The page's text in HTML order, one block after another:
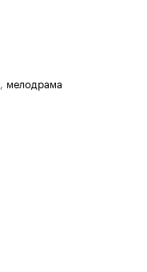
, мелодрама